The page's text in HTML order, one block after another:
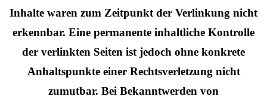
Inhalte waren zum Zeitpunkt der Verlinkung nicht
erkennbar. Eine permanente inhaltliche Kontrolle
der verlinkten Seiten ist jedoch ohne konkrete
Anhaltspunkte einer Rechtsverletzung nicht
zumutbar. Bei Bekanntwerden von